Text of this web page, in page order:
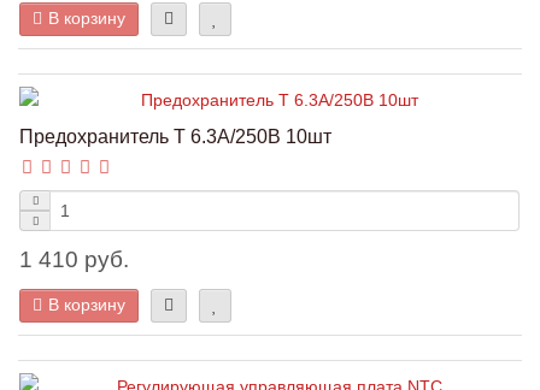
В корзину
Предохранитель Т 6.3A/250В 10шт
1 410 руб.
В корзину